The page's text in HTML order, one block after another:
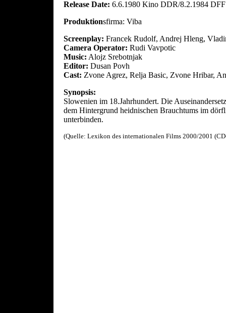
Release Date: 6.6.1980 Kino DDR/8.2.1984
Produktionsfirma: Viba
Screenplay: Francek Rudolf, Andrej Hleng,
Camera Operator: Rudi Vavpotic
Music: Alojz Srebotnjak
Editor: Dusan Povh
Cast: Zvone Agrez, Relja Basic, Zvone Hribar,
Synopsis:
Slowenien im 18.Jahrhundert. Die
dem Hintergrund heidnischen Brauchtums im
unterbinden.
(Quelle: Lexikon des internationalen Films 2000/2001